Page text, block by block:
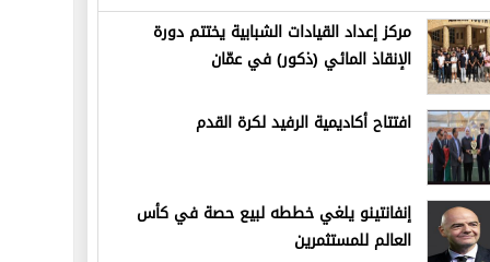
مركز إعداد القيادات الشبابية يختتم دورة
الإنقاذ المائي (ذكور) في عمّان
افتتاح أكاديمية الرفيد لكرة القدم
إنفانتينو يلغي خططه لبيع حصة في كأس
العالم للمستثمرين